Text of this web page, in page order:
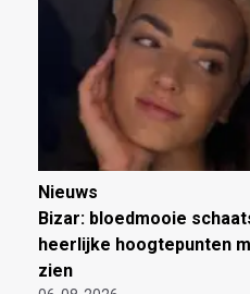
Nieuws
Bizar: bloedmooie
heerlijke hoogtepunten
zien